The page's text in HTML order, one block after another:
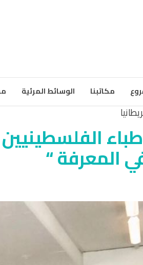
مكاتبنا الوسائط المرئية
المعرفة “